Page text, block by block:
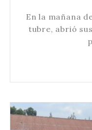
En la mañana
tubre, abrió